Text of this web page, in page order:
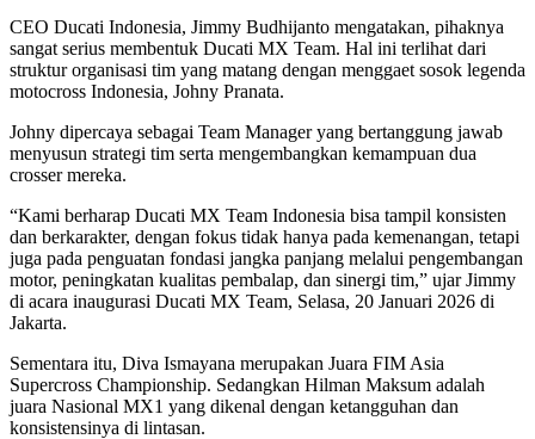
CEO Ducati Indonesia, Jimmy Budhijanto mengatakan, pihaknya
sangat serius membentuk Ducati MX Team. Hal ini terlihat dari
struktur organisasi tim yang matang dengan menggaet sosok legenda
motocross Indonesia, Johny Pranata.
Johny dipercaya sebagai Team Manager yang bertanggung jawab
menyusun strategi tim serta mengembangkan kemampuan dua
crosser mereka.
“Kami berharap Ducati MX Team Indonesia bisa tampil konsisten
dan berkarakter, dengan fokus tidak hanya pada kemenangan, tetapi
juga pada penguatan fondasi jangka panjang melalui pengembangan
motor, peningkatan kualitas pembalap, dan sinergi tim,” ujar Jimmy
di acara inaugurasi Ducati MX Team, Selasa, 20 Januari 2026 di
Jakarta.
Sementara itu, Diva Ismayana merupakan Juara FIM Asia
Supercross Championship. Sedangkan Hilman Maksum adalah
juara Nasional MX1 yang dikenal dengan ketangguhan dan
konsistensinya di lintasan.